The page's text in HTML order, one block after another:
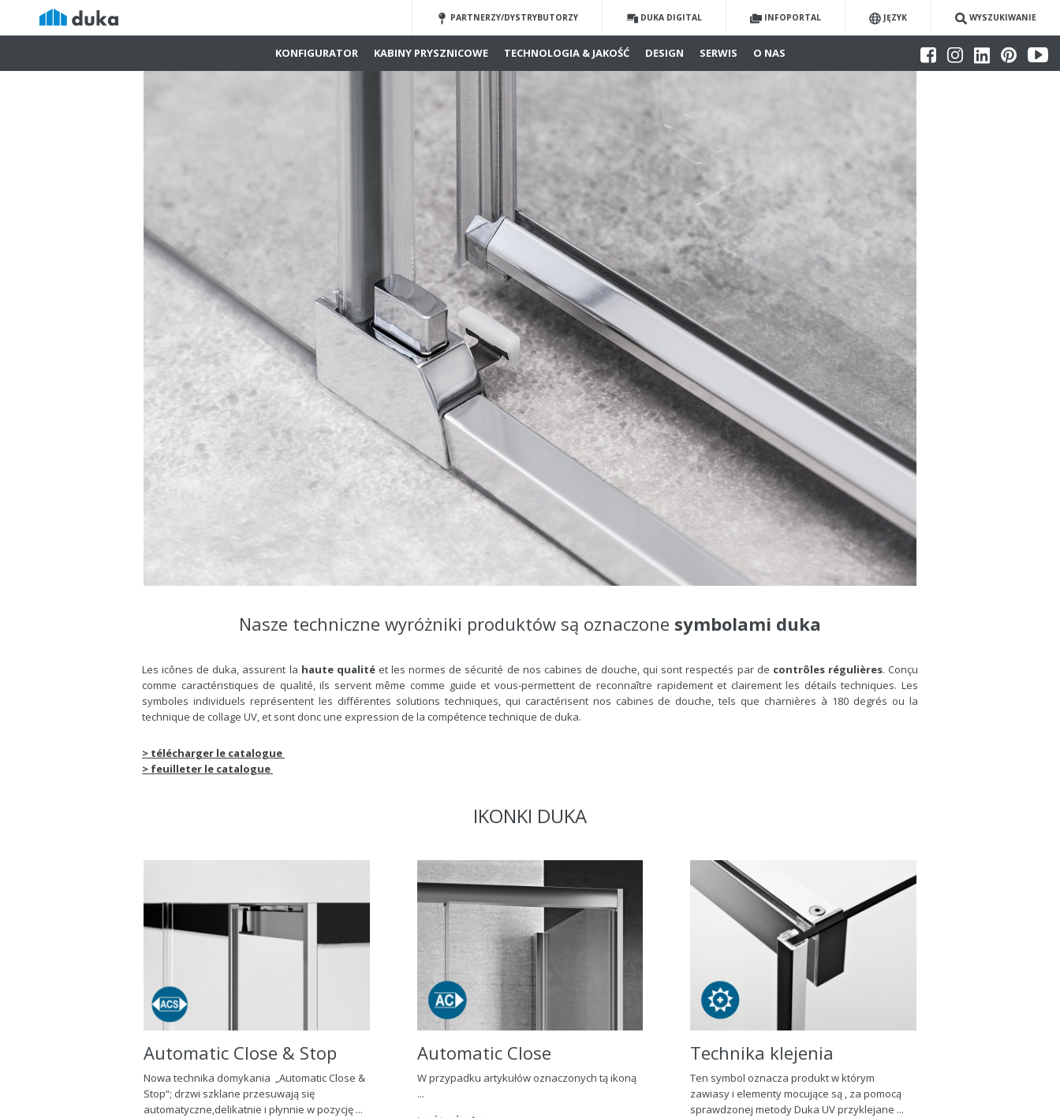
PARTNERZY/DYSTRYBUTORZY DUKA DIGITAL INFOPORTAL JĘZYK WYSZUKIWANIE
KONFIGURATOR KABINY PRYSZNICOWE TECHNOLOGIA & JAKOŚĆ DESIGN SERWIS O NAS
Nasze techniczne wyróżniki produktów są oznaczone symbolami duka
Les icônes de duka, assurent la haute qualitéet les normes de sécurité de nos cabines de douche, qui sont respectés par de contrôles régulières. Conçu
comme caractéristiques de qualité, ils servent même comme guide et vous-permettent de reconnaître rapidement et clairement les détails techniques. Les
symboles individuels représentent les différentes solutions techniques, qui caractérisent nos cabines de douche, tels que charnières à 180 degrés ou la
technique de collage UV, et sont donc une expression de la compétence technique de duka.
> télécharger le catalogue
> feuilleter le catalogue
IKONKI DUKA
Automatic Close & Stop
Nowa technika domykania „Automatic Close &
Stop“; drzwi szklane przesuwają się
automatyczne,delikatnie i płynnie w pozycję ...
Automatic Close
W przypadku artykułów oznaczonych tą ikoną
...
Technika klejenia
Ten symbol oznacza produkt w którym
zawiasy i elementy mocujące są , za pomocą
sprawdzonej metody Duka UV przyklejane ...